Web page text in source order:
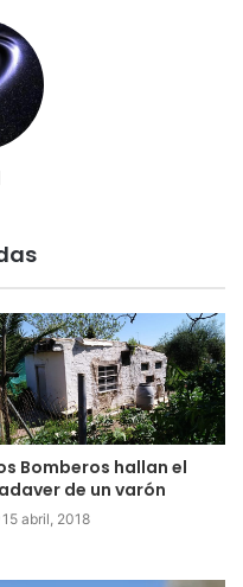
Bomberos hallan el
de un varón
15 abril, 2018